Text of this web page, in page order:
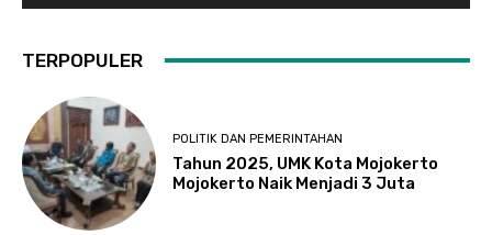
TERPOPULER
POLITIK DAN PEMERINTAHAN
Tahun 2025, UMK Kota Mojokerto
Mojokerto Naik Menjadi 3 Juta